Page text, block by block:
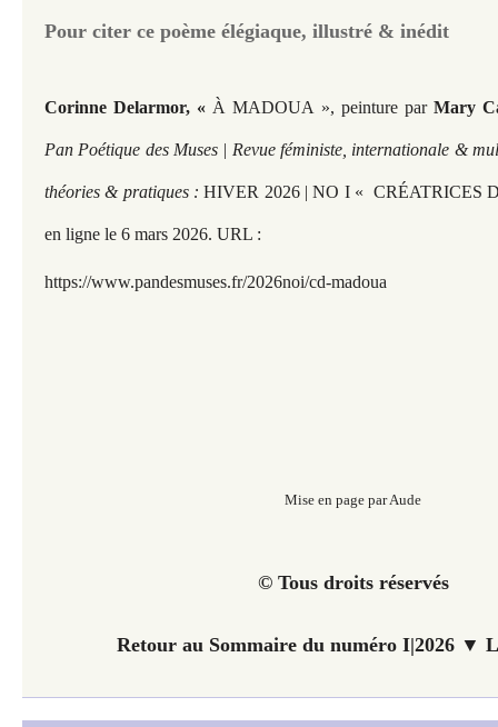
Pour citer ce poème élégiaque, illustré & inédit
Corinne Delarmor, « À MADOUA », peinture par Mary
Pan Poétique des Muses | Revue féministe, internationale &
théories & pratiques :HIVER 2026 | NO I « CRÉATRICES
en ligne le 6 mars 2026. URL :
https://www.pandesmuses.fr/2026noi/cd-madoua
Mise en page par Aude
© Tous droits réservés
Retour au Sommaire du numéro I|2026 ▼